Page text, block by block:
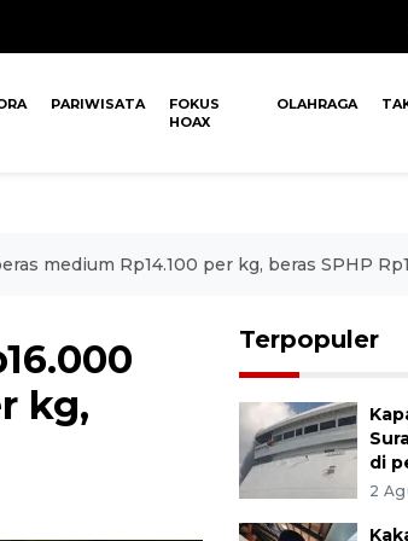
PARIWISATA
FOKUS
HOAX
OLAHRAGA
medium Rp14.100 per kg, beras SPHP
kg,
Terpopuler
di
2